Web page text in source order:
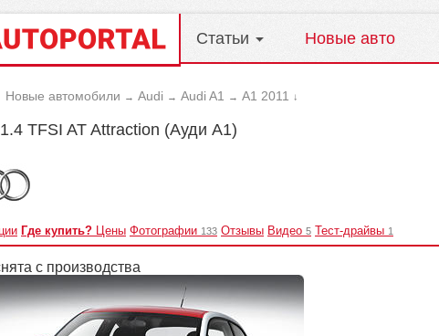
Статьи Новые авто
Новые автомобили → Audi → Audi A1 → A1 2011 ↓
TFSI AT Attraction (Ауди А1)
Где купить? Цены Фотографии 133 Отзывы Видео 5 Тест-драйвы 1
с производства